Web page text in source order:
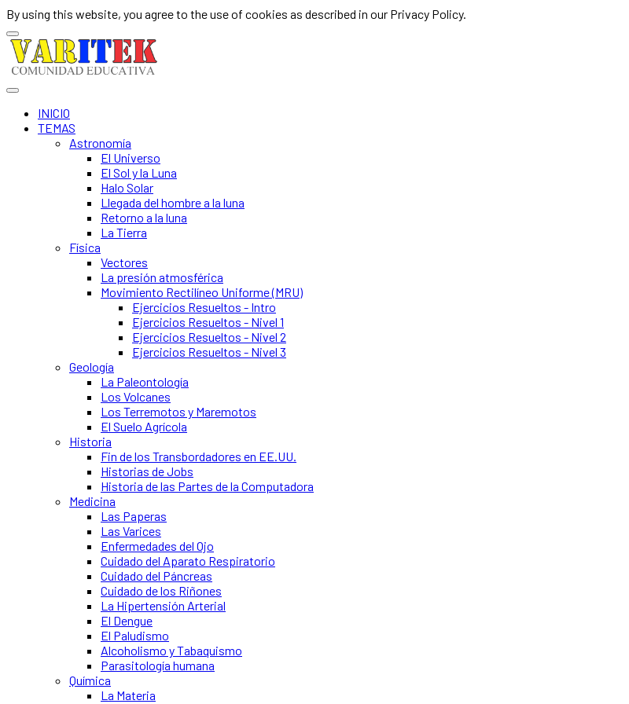
By using this website, you agree to the use of cookies as described in our Privacy Policy.
INICIO
TEMAS
Astronomía
El Universo
El Sol y la Luna
Halo Solar
Llegada del hombre a la luna
Retorno a la luna
La Tierra
Física
Vectores
La presión atmosférica
Movimiento Rectilíneo Uniforme (MRU)
Ejercicios Resueltos - Intro
Ejercicios Resueltos - Nivel 1
Ejercicios Resueltos - Nivel 2
Ejercicios Resueltos - Nivel 3
Geología
La Paleontología
Los Volcanes
Los Terremotos y Maremotos
El Suelo Agrícola
Historia
Fin de los Transbordadores en EE.UU.
Historias de Jobs
Historia de las Partes de la Computadora
Medicina
Las Paperas
Las Varices
Enfermedades del Ojo
Cuidado del Aparato Respiratorio
Cuidado del Páncreas
Cuidado de los Riñones
La Hipertensión Arterial
El Dengue
El Paludismo
Alcoholismo y Tabaquismo
Parasitología humana
Química
La Materia